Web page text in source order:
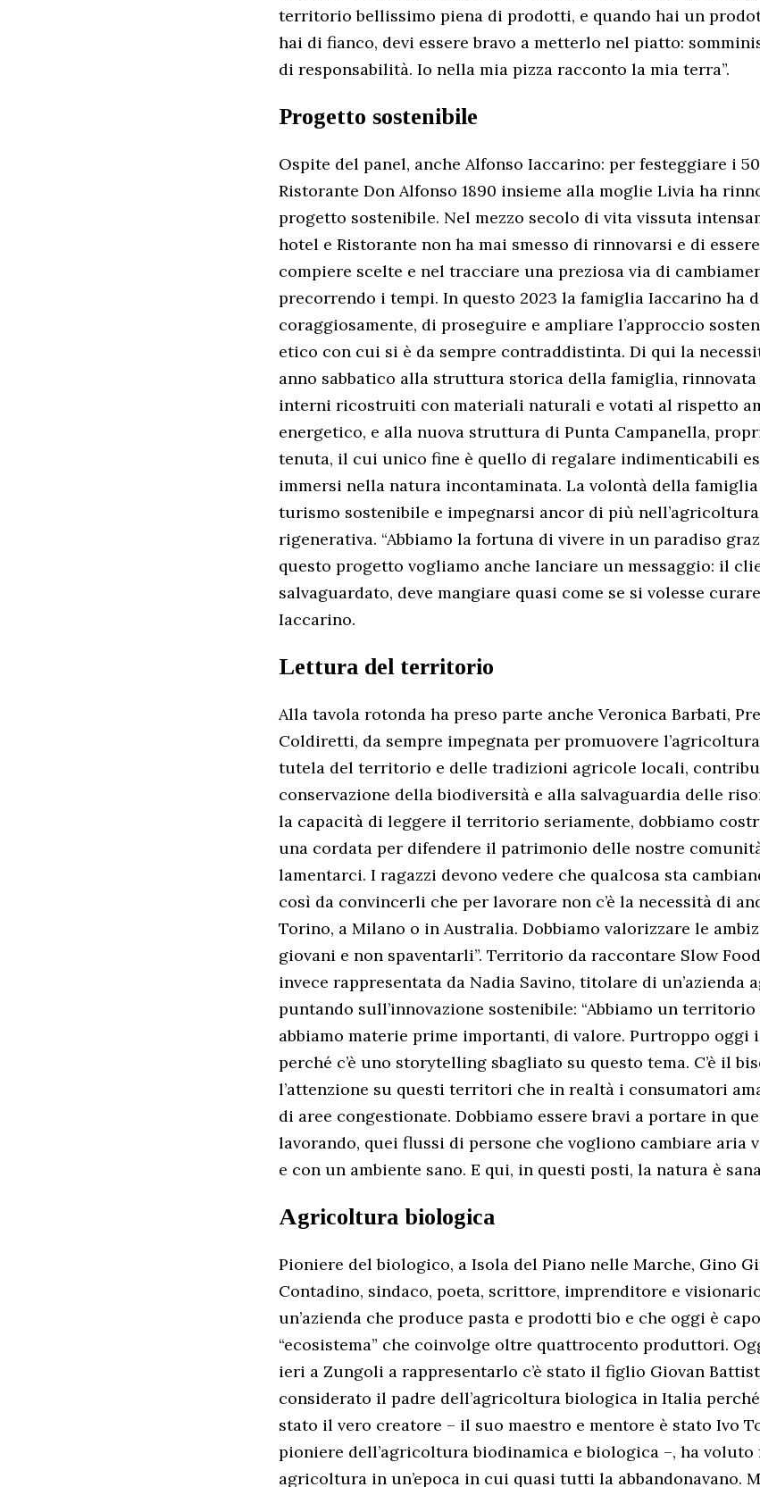
territorio bellissimo piena di prodotti, e quando hai un
hai di fianco, devi essere bravo a metterlo nel piatto:
di responsabilità. Io nella mia pizza racconto la mia terra”.
Progetto sostenibile
Ospite del panel, anche Alfonso Iaccarino: per festeggiare i
Ristorante Don Alfonso 1890 insieme alla moglie Livia ha
progetto sostenibile. Nel mezzo secolo di vita vissuta
hotel e Ristorante non ha mai smesso di rinnovarsi e di
compiere scelte e nel tracciare una preziosa via di
precorrendo i tempi. In questo 2023 la famiglia Iaccarino ha
coraggiosamente, di proseguire e ampliare l’approccio
etico con cui si è da sempre contraddistinta. Di qui la
anno sabbatico alla struttura storica della famiglia,
interni ricostruiti con materiali naturali e votati al rispetto
energetico, e alla nuova struttura di Punta Campanella,
tenuta, il cui unico fine è quello di regalare indimenticabili
immersi nella natura incontaminata. La volontà della
turismo sostenibile e impegnarsi ancor di più
rigenerativa. “Abbiamo la fortuna di vivere in un paradiso
questo progetto vogliamo anche lanciare un messaggio: il
salvaguardato, deve mangiare quasi come se si volesse
Iaccarino.
Lettura del territorio
Alla tavola rotonda ha preso parte anche Veronica Barbati,
Coldiretti, da sempre impegnata per promuovere
tutela del territorio e delle tradizioni agricole locali,
conservazione della biodiversità e alla salvaguardia delle
la capacità di leggere il territorio seriamente, dobbiamo
una cordata per difendere il patrimonio delle nostre
lamentarci. I ragazzi devono vedere che qualcosa sta
così da convincerli che per lavorare non c’è la necessità di
Torino, a Milano o in Australia. Dobbiamo valorizzare le
giovani e non spaventarli”. Territorio da raccontare Slow
invece rappresentata da Nadia Savino, titolare di un’azienda
puntando sull’innovazione sostenibile: “Abbiamo un
abbiamo materie prime importanti, di valore. Purtroppo oggi
perché c’è uno storytelling sbagliato su questo tema. C’è il
l’attenzione su questi territori che in realtà i consumatori
di aree congestionate. Dobbiamo essere bravi a portare in
lavorando, quei flussi di persone che vogliono cambiare aria
e con un ambiente sano. E qui, in questi posti, la natura è
Agricoltura biologica
Pioniere del biologico, a Isola del Piano nelle Marche, Gino
Contadino, sindaco, poeta, scrittore, imprenditore e
un’azienda che produce pasta e prodotti bio e che oggi è
“ecosistema” che coinvolge oltre quattrocento produttori.
ieri a Zungoli a rappresentarlo c’è stato il figlio Giovan
considerato il padre dell’agricoltura biologica in Italia
stato il vero creatore – il suo maestro e mentore è stato Ivo
pioniere dell’agricoltura biodinamica e biologica –, ha voluto
agricoltura in un’epoca in cui quasi tutti la abbandonavano.